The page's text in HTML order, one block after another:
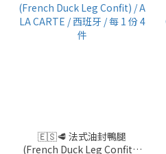
🇪🇸🥩 法式油封鴨腿
(French Duck Leg Confit) /